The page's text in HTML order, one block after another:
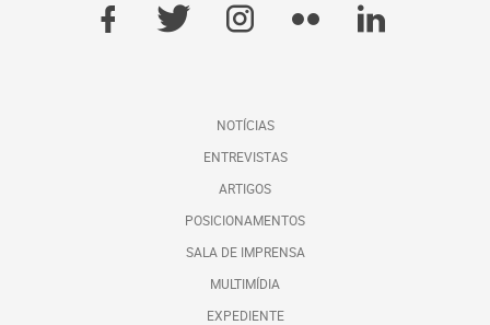
NOTÍCIAS
ENTREVISTAS
ARTIGOS
POSICIONAMENTOS
SALA DE IMPRENSA
MULTIMÍDIA
EXPEDIENTE